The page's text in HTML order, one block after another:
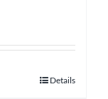
Details